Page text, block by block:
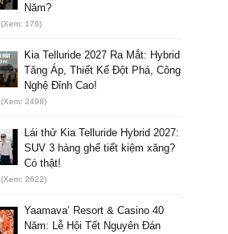
Năm?
(Xem: 176)
Kia Telluride 2027 Ra Mắt: Hybrid
Tăng Áp, Thiết Kế Đột Phá, Công
Nghệ Đỉnh Cao!
(Xem: 2498)
Lái thử Kia Telluride Hybrid 2027:
SUV 3 hàng ghế tiết kiệm xăng?
Có thật!
(Xem: 2622)
Yaamava’ Resort & Casino 40
Năm: Lễ Hội Tết Nguyên Đán